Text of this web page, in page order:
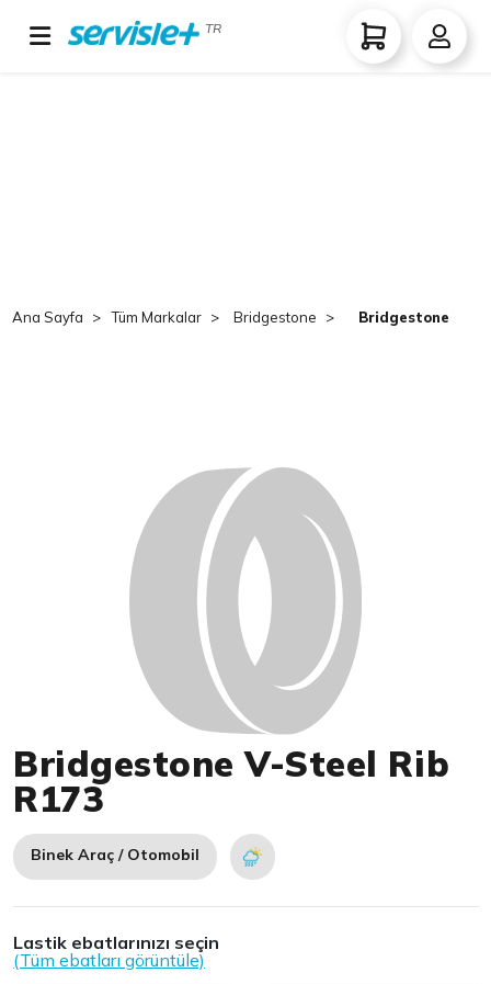
TR
Ana Sayfa Tüm Markalar Bridgestone Bridgestone V-
Bridgestone V-Steel Rib
R173
Binek Araç / Otomobil
Lastik ebatlarınızı seçin
(Tüm ebatları görüntüle)